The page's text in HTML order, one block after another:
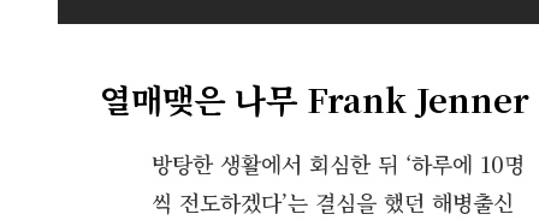
열매맺은 나무 Frank Jenner
방탕한 생활에서 회심한 뒤 ‘하루에 10명
씩 전도하겠다’는 결심을 했던 해병출신